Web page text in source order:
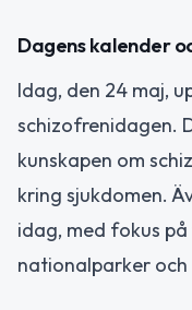
Dagens kalender
Idag, den 24 maj,
schizofrenidagen.
kunskapen om
kring sjukdomen.
idag, med fokus
nationalparker